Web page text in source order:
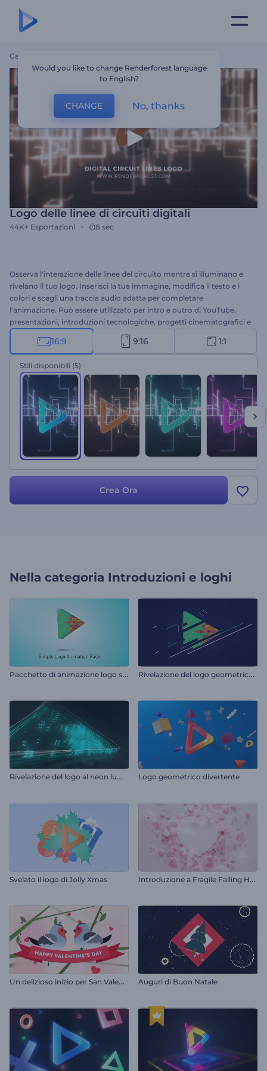
Casa
Logo delle linee di circuiti digitali
44K+ Esportazioni 8 sec
Osserva l'interazione delle linee del circuito mentre si illuminano e
rivelano il tuo logo. Inserisci la tua immagine, modifica il testo e i
colori e scegli una traccia audio adatta per completare
l'animazione. Può essere utilizzato per intro e outro di YouTube,
presentazioni, introduzioni tecnologiche, progetti cinematografici e
molto altro. Provalo!
16:9 9:16 1:1
Stili disponibili (5)
Crea Ora
Nella categoria Introduzioni e loghi
P
acchetto di animazione logo semplice R
ivelazione del logo geometrico piatto
R
ivelazione del logo al neon luminoso Logo geometrico divertente
Svelato il logo di Jolly Xmas I
ntroduzione a Fragile Falling Hearts
U
n delizioso inizio per San Valentino Auguri di Buon Natale
Would you like to change Renderforest language
to English?
CHANGE No, thanks